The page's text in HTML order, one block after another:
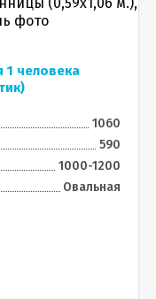
1 человека
1060
590
1000-1200
Овальная